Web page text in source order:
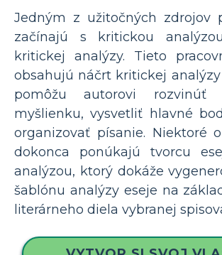
Jedným z užitočných zdrojov
začínajú s kritickou
kritickej analýzy. Tieto
obsahujú náčrt kritickej
pomôžu autorovi rozvinúť
myšlienku, vysvetliť hlavné
organizovať písanie. Niektoré
dokonca ponúkajú tvorcu
analýzou, ktorý dokáže
šablónu analýzy eseje na
literárneho diela vybranej